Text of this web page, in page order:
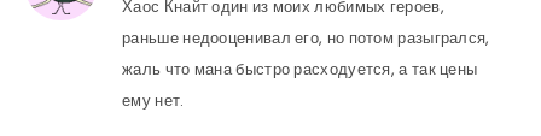
Хаос Кнайт один из моих любимых героев,
раньше недооценивал его, но потом разыгрался,
жаль что мана быстро расходуется, а так цены
ему нет.